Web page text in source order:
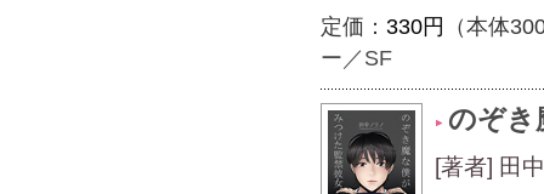
定価： 330円
（本体
ー／SF
のぞき
[著者] 田